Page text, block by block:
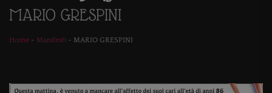
MARIO GRESPINI
Home - Manifesti - MARIO GRESPINI